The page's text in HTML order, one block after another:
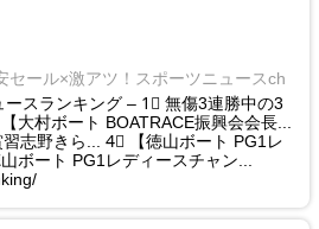
セール×激アツ！スポーツニュースch
スランキング – 1⃣ 無傷3連勝中の3
大村ボート BOATRACE振興会会長...
志野きら... 4⃣ 【徳山ボート PG1レ
ボート PG1レディースチャン...